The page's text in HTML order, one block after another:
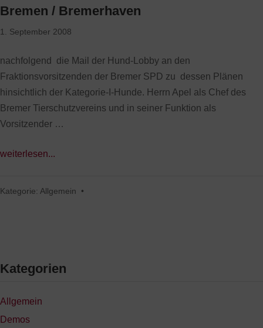
Bremen / Bremerhaven
1. September 2008
nachfolgend die Mail der Hund-Lobby an den
Fraktionsvorsitzenden der Bremer SPD zu dessen Plänen
hinsichtlich der Kategorie-I-Hunde. Herrn Apel als Chef des
Bremer Tierschutzvereins und in seiner Funktion als
Vorsitzender …
weiterlesen...
Kategorie: Allgemein •
Kategorien
Allgemein
Demos